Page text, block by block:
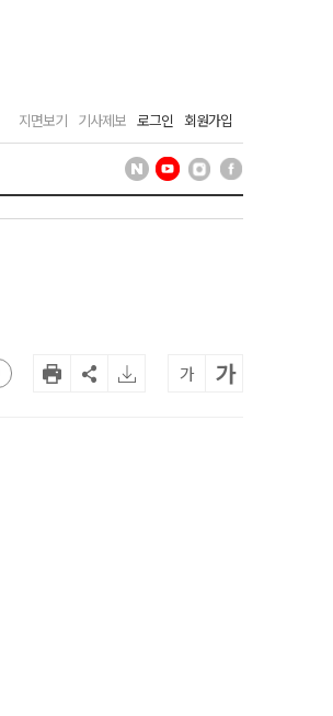
지면보기 기사제보 로그인 회원가입
가 가